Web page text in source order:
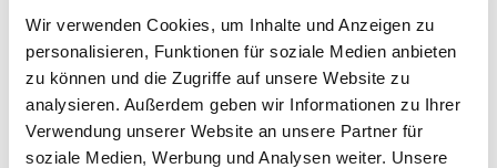
Wir verwenden Cookies, um Inhalte und Anzeigen zu
personalisieren, Funktionen für soziale Medien anbieten
zu können und die Zugriffe auf unsere Website zu
analysieren. Außerdem geben wir Informationen zu Ihrer
Verwendung unserer Website an unsere Partner für
soziale Medien, Werbung und Analysen weiter. Unsere
Produktbeschreibung
Eigenschaften